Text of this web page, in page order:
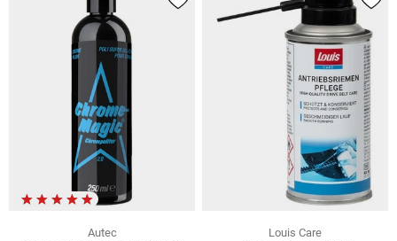
Autec
Louis Care